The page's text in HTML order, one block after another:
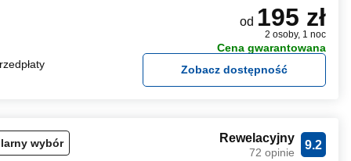
od 195 zł
2 osoby, 1 noc
Cena gwarantowana
Zobacz dostępność
wybór 9.2
Rewelacyjny
72 opinie